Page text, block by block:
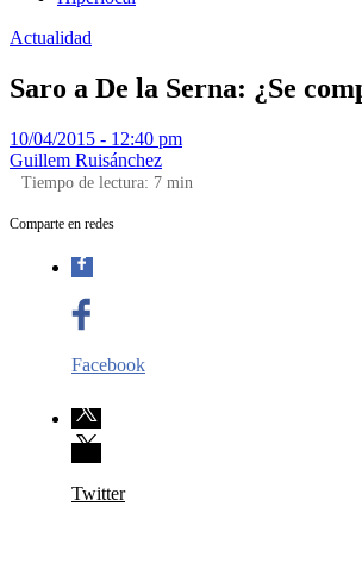
Actualidad
Saro a De la Serna: ¿Se
10/04/2015 - 12:40 pm
Guillem Ruisánchez
Tiempo de lectura: 7 min
Comparte en redes
Facebook
Twitter